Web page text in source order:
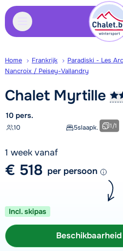
Home Frankrijk
Paradiski - Les
Nancroix / Peisey-Vallandry
Chalet Myrtille
10 pers.
10 5slaapk. 1/1
1 week vanaf
€ 518 per persoon
Incl. skipas